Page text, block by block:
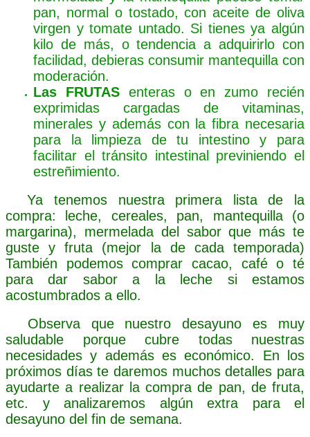
pan, normal o tostado, con aceite de oliva
virgen y tomate untado. Si tienes ya algún
kilo de más, o tendencia a adquirirlo con
facilidad, debieras consumir mantequilla con
moderación.
Las FRUTASenteras o en zumo recién
exprimidas cargadas de vitaminas,
minerales y además con la fibra necesaria
para la limpieza de tu intestino y para
facilitar el tránsito intestinal previniendo el
estreñimiento.
Ya tenemos nuestra primera lista de la
compra: leche, cereales, pan, mantequilla (o
margarina), mermelada del sabor que más te
guste y fruta (mejor la de cada temporada)
También podemos comprar cacao, café o té
para dar sabor a la leche si estamos
acostumbrados a ello.
Observa que nuestro desayuno es muy
saludable porque cubre todas nuestras
necesidades y además es económico. En los
próximos días te daremos muchos detalles para
ayudarte a realizar la compra de pan, de fruta,
etc. y analizaremos algún extra para el
desayuno del fin de semana.